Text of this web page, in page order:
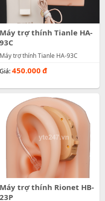
Máy trợ thính Tianle HA-
93C
Máy trợ thính Tianle HA-93C
Giá:450.000 đ
Máy trợ thính Rionet HB-
23P